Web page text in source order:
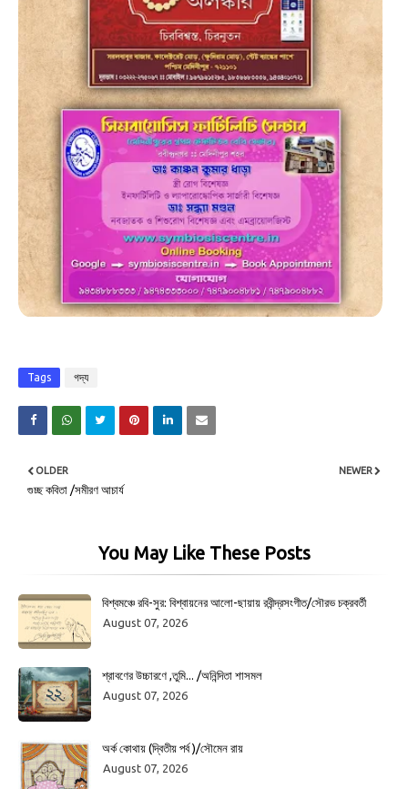
Tags গদ্য
NEWER
OLDER
গুচ্ছ কবিতা /সমীরণ আচার্য
You May Like These Posts
বিশ্বমঞ্চে রবি-সুর: বিশ্বায়নের আলো-ছায়ায় রবীন্দ্রসংগীত/সৌরভ চক্রবর্তী
August 07, 2026
শ্রাবণের উচ্চারণে ,তুমি... /অনিন্দিতা শাসমল
August 07, 2026
অর্ক কোথায় (দ্বিতীয় পর্ব )/সৌমেন রায়
August 07, 2026